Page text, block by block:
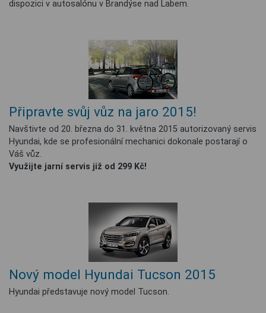
dispozici v autosalónu v Brandýse nad Labem.
Připravte svůj vůz na jaro 2015!
Navštivte od 20. března do 31. května 2015 autorizovaný servis
Hyundai, kde se profesionální mechanici dokonale postarají o
Váš vůz.
Využijte jarní servis již od 299 Kč!
Nový model Hyundai Tucson 2015
Hyundai představuje nový model Tucson.